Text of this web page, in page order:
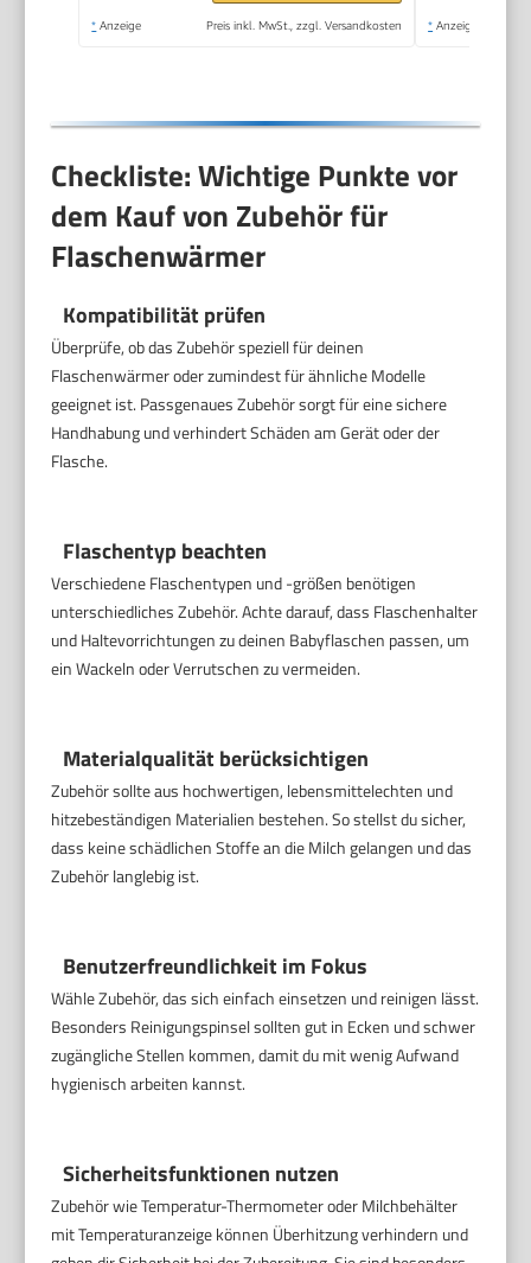
* Anzeige Preis inkl. MwSt., zzgl. Versandkosten * Anzeige
Checkliste: Wichtige Punkte vor
dem Kauf von Zubehör für
Flaschenwärmer
Kompatibilität prüfen
Überprüfe, ob das Zubehör speziell für deinen
Flaschenwärmer oder zumindest für ähnliche Modelle
geeignet ist. Passgenaues Zubehör sorgt für eine sichere
Handhabung und verhindert Schäden am Gerät oder der
Flasche.
Flaschentyp beachten
Verschiedene Flaschentypen und -größen benötigen
unterschiedliches Zubehör. Achte darauf, dass Flaschenhalter
und Haltevorrichtungen zu deinen Babyflaschen passen, um
ein Wackeln oder Verrutschen zu vermeiden.
Materialqualität berücksichtigen
Zubehör sollte aus hochwertigen, lebensmittelechten und
hitzebeständigen Materialien bestehen. So stellst du sicher,
dass keine schädlichen Stoffe an die Milch gelangen und das
Zubehör langlebig ist.
Benutzerfreundlichkeit im Fokus
Wähle Zubehör, das sich einfach einsetzen und reinigen lässt.
Besonders Reinigungspinsel sollten gut in Ecken und schwer
zugängliche Stellen kommen, damit du mit wenig Aufwand
hygienisch arbeiten kannst.
Sicherheitsfunktionen nutzen
Zubehör wie Temperatur-Thermometer oder Milchbehälter
mit Temperaturanzeige können Überhitzung verhindern und